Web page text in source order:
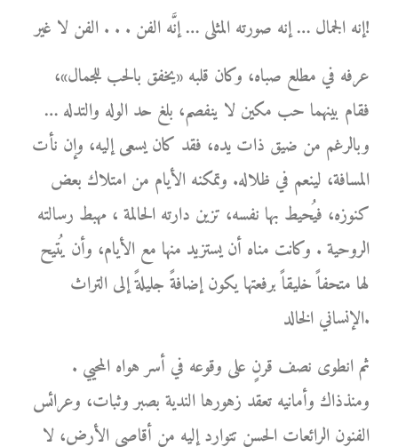
إنه الجمال … إنه صورته المثلى … إنَّه الفن . . . الفن لا غير!
عرفه في مطلع صباه، وكان قلبه «يخفق بالحب للجمال»،
فقام بينهما حب مكين لا ينفصم، بلغ حد الوله والتدله …
وبالرغم من ضيق ذات يده، فقد كان يسعى إليه، وإن نأت
المسافة، لينعم في ظلاله. وتمكنه الأيام من امتلاك بعض
كنوزه، فيُحيط بها نفسه، تزين دارته الحالمة ، مهبط رسالته
الروحية . وكانت مناه أن يستزيد منها مع الأيام، وأن يُتيح
لها متحفاً خليقاً برفعتها يكون إضافةً جليلةً إلى التراث
الإنساني الخالد.
ثم انطوى نصف قرنٍ على وقوعه في أسر هواه المحيي .
ومنذذاك وأمانيه تعقد زهورها الندية بصبر وثبات، وعرائس
الفنون الرائعات الحسن تتوارد إليه من أقاصي الأرض، لا